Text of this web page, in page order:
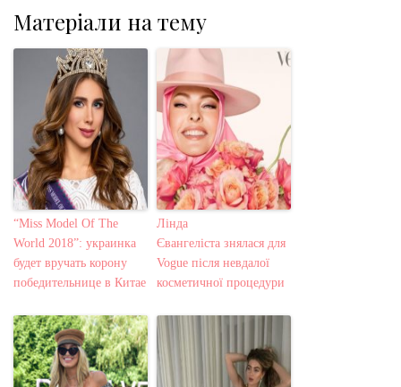
Матеріали на тему
“Miss Model Of The
World 2018”: украинка
будет вручать корону
победительнице в Китае
Лінда
Євангеліста знялася для
Vogue після невдалої
косметичної процедури